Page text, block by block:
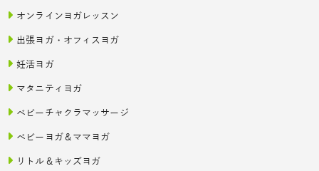
オンラインヨガレッスン
出張ヨガ・オフィスヨガ
妊活ヨガ
マタニティヨガ
ベビーチャクラマッサージ
ベビーヨガ＆ママヨガ
リトル＆キッズヨガ